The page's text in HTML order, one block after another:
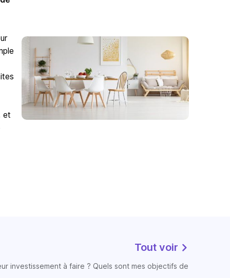
et
Tout voir
investissement à faire ? Quels sont mes objectifs de